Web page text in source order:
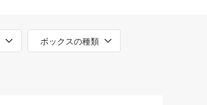
ボックスの種類